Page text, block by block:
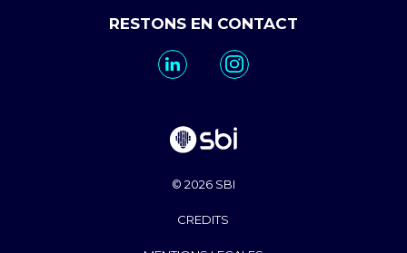
RESTONS EN CONTACT
© 2026 SBI
CREDITS